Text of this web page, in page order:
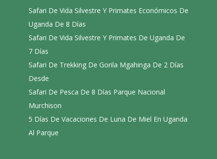
Safari De Vida Silvestre Y Primates Económicos De
Uganda De 8 Días
Safari De Vida Silvestre Y Primates De Uganda De
7 Días
Safari De Trekking De Gorila Mgahinga De 2 Días
Desde
Safari De Pesca De 8 Días Parque Nacional
Murchison
5 Días De Vacaciones De Luna De Miel En Uganda
Al Parque